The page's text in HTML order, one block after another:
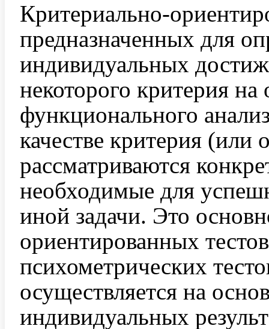
Критериально-
предназначенных для
индивидуальных
некоторого критерия на
функционального
качестве критерия (или
рассматриваются
необходимые для
иной задачи. Это
ориентированных
психометрических
осуществляется на
индивидуальных